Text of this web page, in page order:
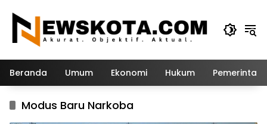
konten
Beranda Umum Ekonomi Hukum
Modus Baru Narkoba